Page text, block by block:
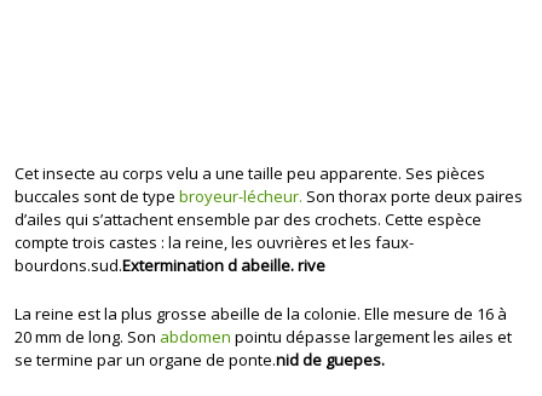
Cet insecte au corps velu a une taille peu apparente. Ses pièces
buccales sont de typebroyeur-lécheur. Son thorax porte deux paires
d’ailes qui s’attachent ensemble par des crochets. Cette espèce
compte trois castes : la reine, les ouvrières et les faux-
bourdons.sud.Extermination d abeille. rive
La reine est la plus grosse abeille de la colonie. Elle mesure de 16 à
20 mm de long. Son abdomen pointu dépasse largement les ailes et
se termine par un organe de ponte.nid de guepes.